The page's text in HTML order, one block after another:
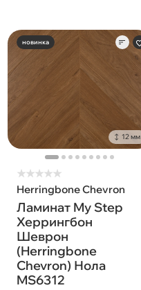
новинка
12 мм
★★★★★
Herringbone Chevron
Ламинат My Step
Херрингбон
Шеврон
(Herringbone
Chevron) Нола
MS6312